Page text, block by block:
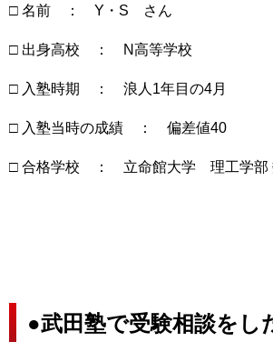
□ 名前 ： Y・S さ ん
□ 出身高校 ： N高等学校
□ 入塾時期 ： 浪人1年目の4月
□ 入塾当時の成績 ： 偏差値40
□ 合格学校 ： 立命館大学 理工学部
●武田塾で受験相談をし